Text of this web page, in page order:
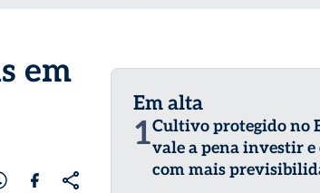
em
Em alta
1Cultivo protegido no
vale a pena investir
com mais